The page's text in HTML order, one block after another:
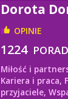
Dorota
OPINIE
1224 PORAD
Miłość i
Kariera i praca,
przyjaciele,